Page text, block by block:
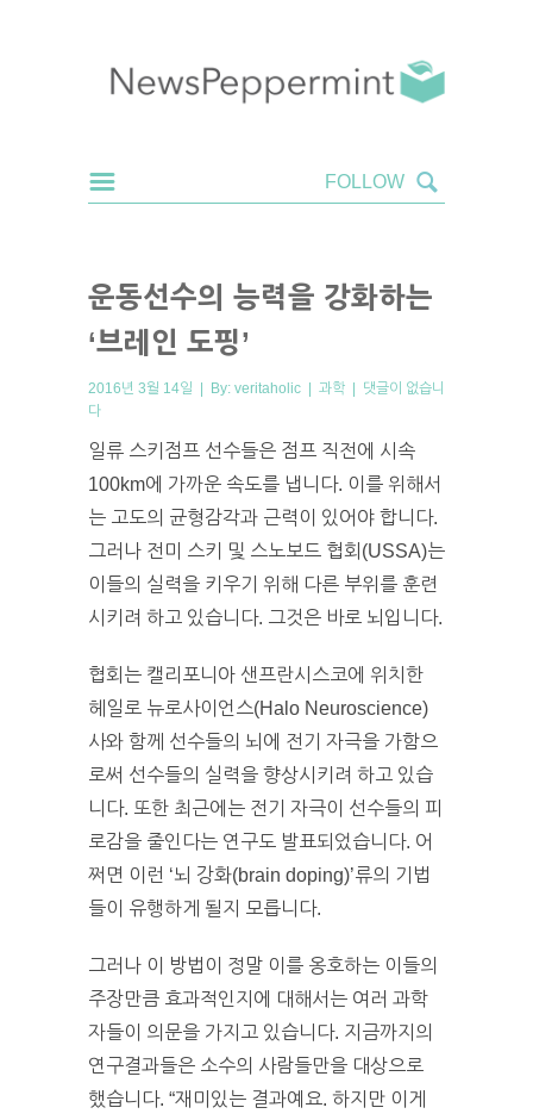
운동선수의 능력을 강화하는
‘브레인 도핑’
2016년 3월 14일 | By: veritaholic | 과학 | 댓글이 없습니
다
일류 스키점프 선수들은 점프 직전에 시속
100km에 가까운 속도를 냅니다. 이를 위해서
는 고도의 균형감각과 근력이 있어야 합니다.
그러나 전미 스키 및 스노보드 협회(USSA)는
이들의 실력을 키우기 위해 다른 부위를 훈련
시키려 하고 있습니다. 그것은 바로 뇌입니다.
협회는 캘리포니아 샌프란시스코에 위치한
헤일로 뉴로사이언스(Halo Neuroscience)
사와 함께 선수들의 뇌에 전기 자극을 가함으
로써 선수들의 실력을 향상시키려 하고 있습
니다. 또한 최근에는 전기 자극이 선수들의 피
로감을 줄인다는 연구도 발표되었습니다. 어
쩌면 이런 ‘뇌 강화(brain doping)’류의 기법
들이 유행하게 될지 모릅니다.
그러나 이 방법이 정말 이를 옹호하는 이들의
주장만큼 효과적인지에 대해서는 여러 과학
자들이 의문을 가지고 있습니다. 지금까지의
연구결과들은 소수의 사람들만을 대상으로
했습니다. “재미있는 결과예요. 하지만 이게